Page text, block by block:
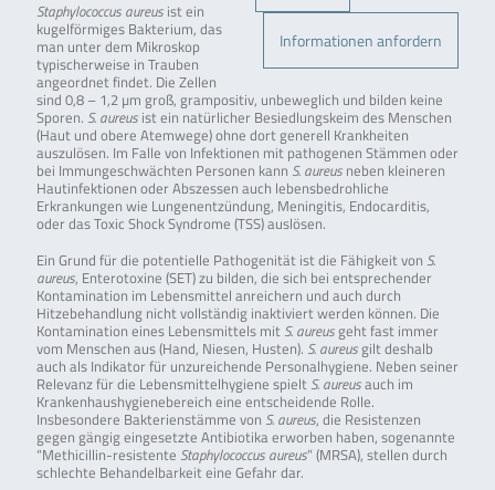
Informationen anfordern
Staphylococcus aureusist ein
kugelförmiges Bakterium, das
man unter dem Mikroskop
typischerweise in Trauben
angeordnet findet. Die Zellen
sind 0,8 – 1,2 µm groß, grampositiv, unbeweglich und bilden keine
Sporen. S. aureusist ein natürlicher Besiedlungskeim des Menschen
(Haut und obere Atemwege) ohne dort generell Krankheiten
auszulösen. Im Falle von Infektionen mit pathogenen Stämmen oder
bei Immungeschwächten Personen kann S. aureusneben kleineren
Hautinfektionen oder Abszessen auch lebensbedrohliche
Erkrankungen wie Lungenentzündung, Meningitis, Endocarditis,
oder das Toxic Shock Syndrome (TSS) auslösen.
Ein Grund für die potentielle Pathogenität ist die Fähigkeit von S.
aureus, Enterotoxine (SET) zu bilden, die sich bei entsprechender
Kontamination im Lebensmittel anreichern und auch durch
Hitzebehandlung nicht vollständig inaktiviert werden können. Die
Kontamination eines Lebensmittels mit S. aureusgeht fast immer
vom Menschen aus (Hand, Niesen, Husten). S. aureusgilt deshalb
auch als Indikator für unzureichende Personalhygiene. Neben seiner
Relevanz für die Lebensmittelhygiene spielt S. aureusauch im
Krankenhaushygienebereich eine entscheidende Rolle.
Insbesondere Bakterienstämme von S. aureus, die Resistenzen
gegen gängig eingesetzte Antibiotika erworben haben, sogenannte
“Methicillin-resistente Staphylococcus aureus” (MRSA), stellen durch
schlechte Behandelbarkeit eine Gefahr dar.